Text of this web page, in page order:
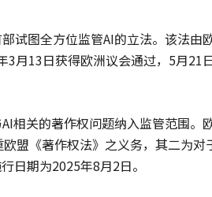
试图全方位监管AI的立法。该法
3月13日获得欧洲议会通过，5月
相关的著作权问题纳入监管范围
盟《著作权法》之义务，其二为
日期为2025年8月2日。